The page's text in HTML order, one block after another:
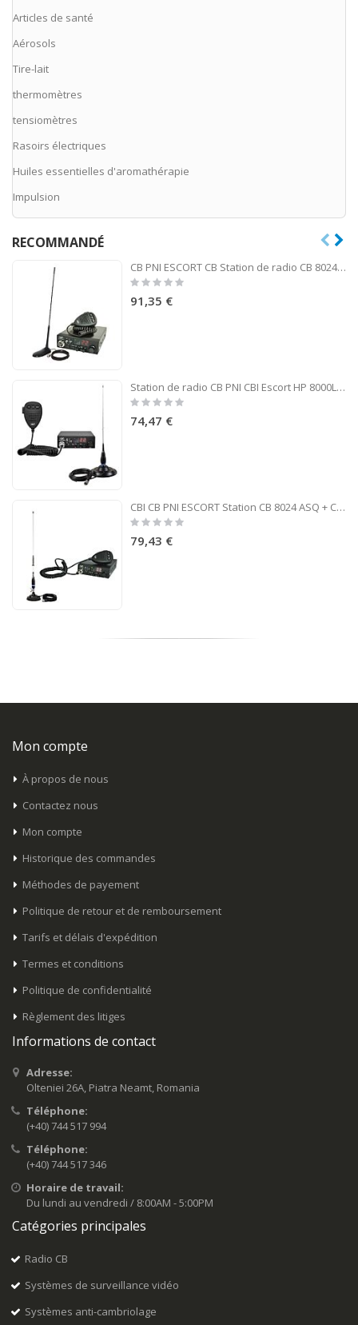
Articles de santé
Aérosols
Tire-lait
thermomètres
tensiomètres
Rasoirs électriques
Huiles essentielles d'aromathérapie
Impulsion
RECOMMANDÉ
CB PNI ESCORT CB Station de radio CB 8024 ASQ 12 / 24V + CB PNI Extra 45 antenne
Rating:
91,35 €
Station de radio CB PNI CBI Escort HP 8000L ASQ + CB PNI ML145 Antenne avec aimant 145 / PL
Rating:
0%
74,47 €
CBI CB PNI ESCORT Station CB 8024 ASQ + CB PNI S75 antenne avec aimant
Rating:
0%
79,43 €
Mon compte
À propos de nous
Contactez nous
Mon compte
Historique des commandes
Méthodes de payement
Politique de retour et de remboursement
Tarifs et délais d'expédition
Termes et conditions
Politique de confidentialité
Règlement des litiges
Informations de contact
Adresse:
Olteniei 26A, Piatra Neamt, Romania
Téléphone:
(+40) 744 517 994
Téléphone:
(+40) 744 517 346
Horaire de travail:
Du lundi au vendredi / 8:00AM - 5:00PM
Catégories principales
Radio CB
Systèmes de surveillance vidéo
Systèmes anti-cambriolage